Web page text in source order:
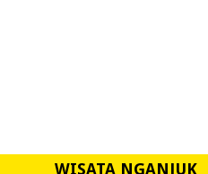
WISATA NGANJUK